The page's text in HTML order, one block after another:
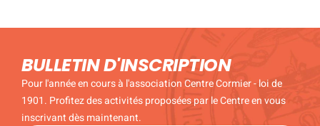
BULLETIN D'INSCRIPTION
Pour l'année en cours à l'association Centre Cormier - loi de
1901. Profitez des activités proposées par le Centre en vous
inscrivant dès maintenant.